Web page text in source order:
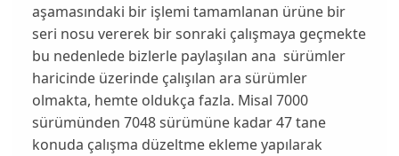
aşamasındaki bir işlemi tamamlanan ürüne bir
seri nosu vererek bir sonraki çalışmaya geçmekte
bu nedenlede bizlerle paylaşılan ana sürümler
haricinde üzerinde çalışılan ara sürümler
olmakta, hemte oldukça fazla. Misal 7000
sürümünden 7048 sürümüne kadar 47 tane
konuda çalışma düzeltme ekleme yapılarak